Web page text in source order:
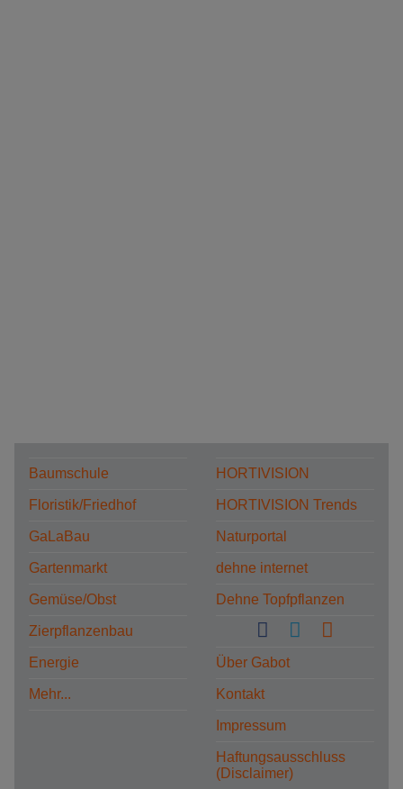
Baumschule
Floristik/Friedhof
GaLaBau
Gartenmarkt
Gemüse/Obst
Zierpflanzenbau
Energie
Mehr...
HORTIVISION
HORTIVISION Trends
Naturportal
dehne internet
Dehne Topfpflanzen
Über Gabot
Kontakt
Impressum
Haftungsausschluss
(Disclaimer)